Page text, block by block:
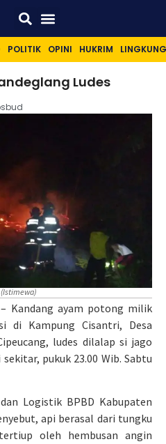
POLITIK OPINI HUKRIM
Ludes
– Kandang ayam potong milik
di Kampung Cisantri, Desa
ludes dilalap si jago
pukuk 23.00 Wib. Sabtu
Logistik BPBD Kabupaten
api berasal dari tungku
oleh hembusan angin